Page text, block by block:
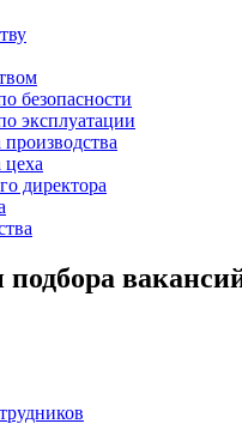
безопасности
эксплуатации
производства
цеха
директора